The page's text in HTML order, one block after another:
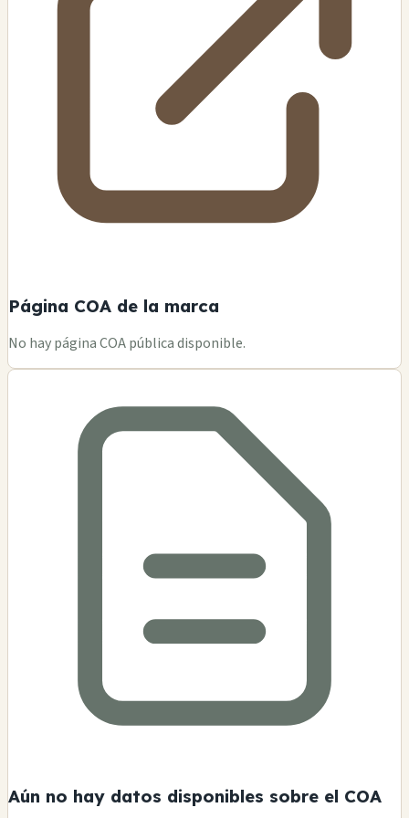
Página COA de la marca
No hay página COA pública disponible.
Aún no hay datos disponibles sobre el COA